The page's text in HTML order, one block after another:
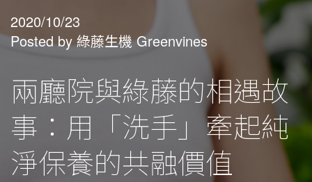
2020/10/23
Posted by 綠藤生機 Greenvines
兩廳院與綠藤的相遇故
事：用「洗手」牽起純
淨保養的共融價值